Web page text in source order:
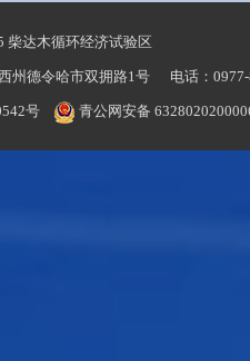
柴达木循环经济试验区
州德令哈市双拥路1号 电话：
号 青公网安备